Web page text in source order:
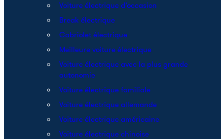
Voiture électrique d’occasion
Break électrique
Cabriolet électrique
Meilleure voiture électrique
Voiture électrique avec la plus grande
autonomie
Voiture électrique familiale
Voiture électrique allemande
Voiture électrique américaine
Voiture électrique chinoise